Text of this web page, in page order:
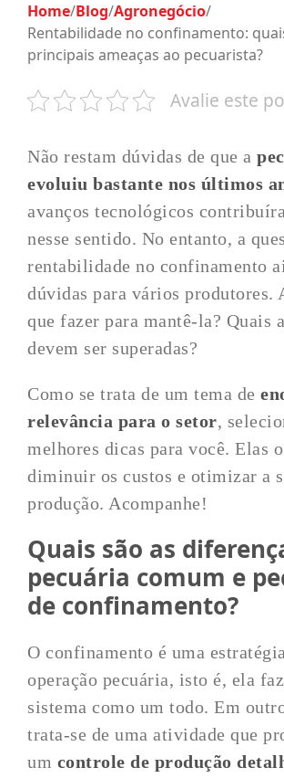
Home/Blog/Agronegócio/
Rentabilidade no confinamento:
principais ameaças ao pecuarista?
Avalie este
Não restam dúvidas de que a
evoluiu bastante nos últimos
avanços tecnológicos
nesse sentido. No entanto, a
rentabilidade no confinamento
dúvidas para vários produtores.
que fazer para mantê-la? Quais
devem ser superadas?
Como se trata de um tema de
relevância para o setor,
melhores dicas para você. Elas
diminuir os custos e otimizar a
produção. Acompanhe!
Quais são as
pecuária comum e
de confinamento?
O confinamento é uma
operação pecuária, isto é, ela
sistema como um todo. Em
trata-se de uma atividade que
um controle de produção